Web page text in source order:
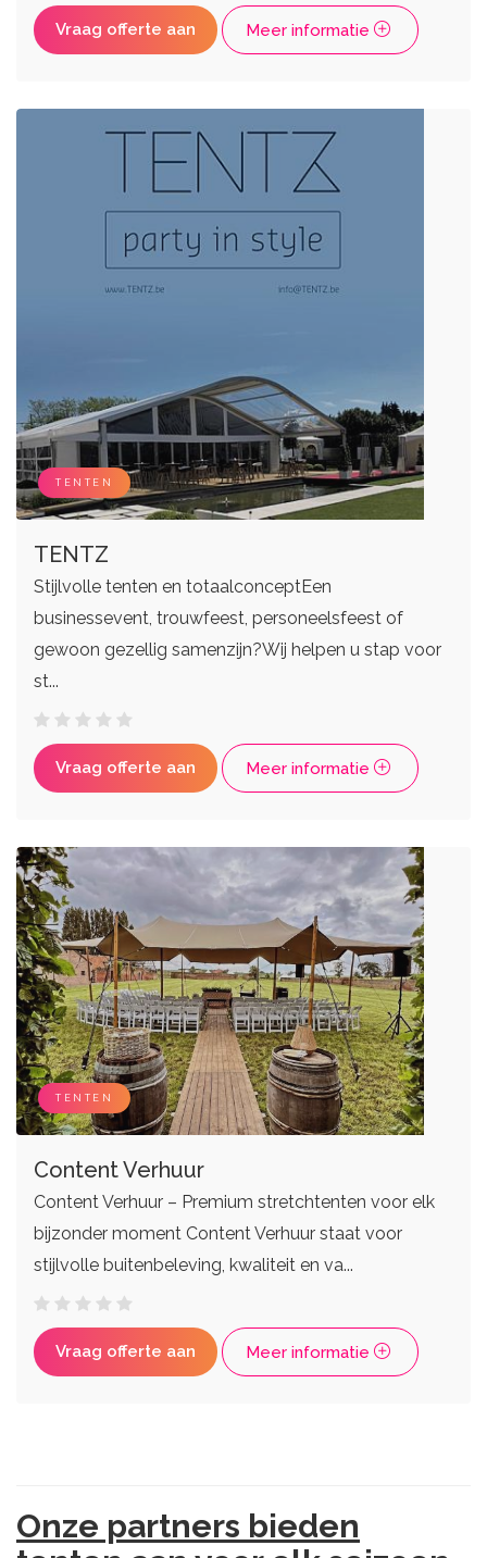
Vraag offerte aan Meer informatie
TENTEN
TENTZ
Stijlvolle tenten en totaalconceptEen
businessevent, trouwfeest, personeelsfeest of
gewoon gezellig samenzijn?Wij helpen u stap voor
st...
Vraag offerte aan Meer informatie
TENTEN
Content Verhuur
Content Verhuur – Premium stretchtenten voor elk
bijzonder moment Content Verhuur staat voor
stijlvolle buitenbeleving, kwaliteit en va...
Vraag offerte aan Meer informatie
Onze partners bieden